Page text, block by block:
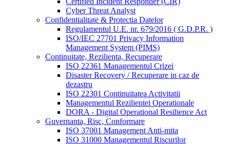
Cyber Threat Analyst
Confidentialitate & Protectia Datelor
Regulamentul U.E. nr. 679/2016 ( G.D.P.R. )
ISO/IEC 27701 Privacy Information
Management System (PIMS)
Continuitate, Rezilienta, Recuperare
ISO 22361 Managementul Crizei
Disaster Recovery / Recuperare in caz de
dezastru
ISO 22301 Continuitatea Activitatii
Managementul Rezilientei Operationale
DORA - Digital Operational Resilience Act
Guvernanta, Risc, Conformare
ISO 37001 Management Anti-mita
ISO 31000 Managementul Riscurilor